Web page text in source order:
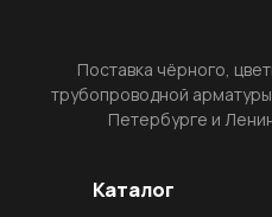
Поставка чёрного,
трубопроводной
Петербурге и
Каталог